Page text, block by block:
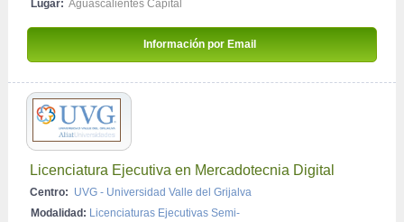
Lugar: Aguascalientes Capital
Información por Email
Licenciatura Ejecutiva en Mercadotecnia Digital
Centro: UVG - Universidad Valle del Grijalva
Modalidad: Licenciaturas Ejecutivas Semi-